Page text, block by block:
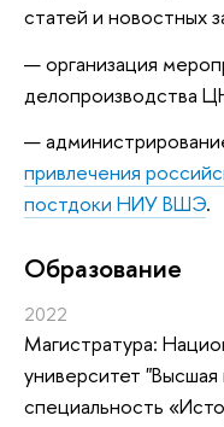
статей и новостных
организация
делопроизводства
привлечения
постдоки НИУ ВШЭ.
Oбразование
2022
Магистратура:
университет
специальность